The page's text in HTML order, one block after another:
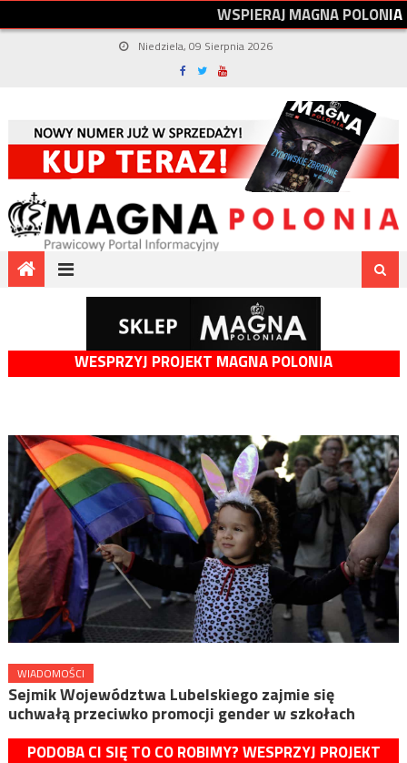
WSPIERAJMAGNAPOLONIA
Niedziela, 09 Sierpnia 2026
WESPRZYJ PROJEKT MAGNA POLONIA
WIADOMOŚCI
Sejmik Województwa Lubelskiego zajmie się
uchwałą przeciwko promocji gender w szkołach
PODOBA CI SIĘ TO CO ROBIMY? WESPRZYJ PROJEKT